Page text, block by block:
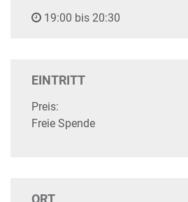
19:00 bis 20:30
EINTRITT
Preis:
Freie Spende
ORT